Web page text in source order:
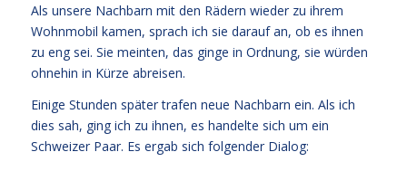
Als unsere Nachbarn mit den Rädern wieder zu ihrem
Wohnmobil kamen, sprach ich sie darauf an, ob es ihnen
zu eng sei. Sie meinten, das ginge in Ordnung, sie würden
ohnehin in Kürze abreisen.
Einige Stunden später trafen neue Nachbarn ein. Als ich
dies sah, ging ich zu ihnen, es handelte sich um ein
Schweizer Paar. Es ergab sich folgender Dialog: